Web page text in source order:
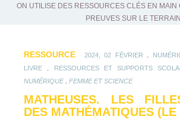
ON UTILISE DES RESSOURCES CLÉS EN MAIN
PREUVES SUR LE TERRAIN
RESSOURCE 2024, 02 FÉVRIER
LIVRE RESSOURCES ET SUPPORTS
NUMÉRIQUE. FEMME ET SCIENCE
MATHEUSES. LES
DES MATHÉMATIQUES (LE